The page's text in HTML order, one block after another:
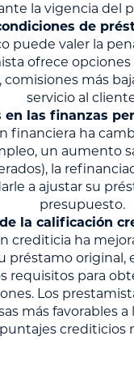
la vigencia del
de
puede valer la
ofrece
comisiones más
servicio al
en las finanzas
financiera ha
un aumento
la
a ajustar su
presupuesto.
la calificación
crediticia ha
préstamo original,
requisitos para
Los
más favorables a
crediticios